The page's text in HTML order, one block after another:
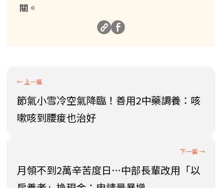
關。
節氣小雪冷空氣降臨！善用2中藥調養：咳
嗽咳到腰痠也治好
月領不到2萬辛苦度日…中部長輩改用「以